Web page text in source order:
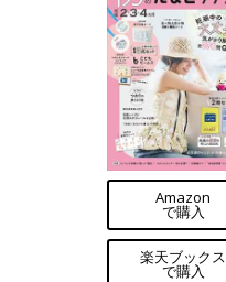
Amazon
で購入
楽天ブックス
で購入